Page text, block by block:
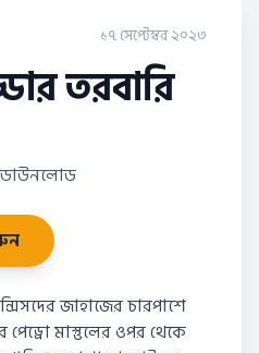
১৭ সেপ্টেম্বর ২০২৩
তরবারি
জাহাজের চারপাশে
মাস্তুলের ওপর থেকে